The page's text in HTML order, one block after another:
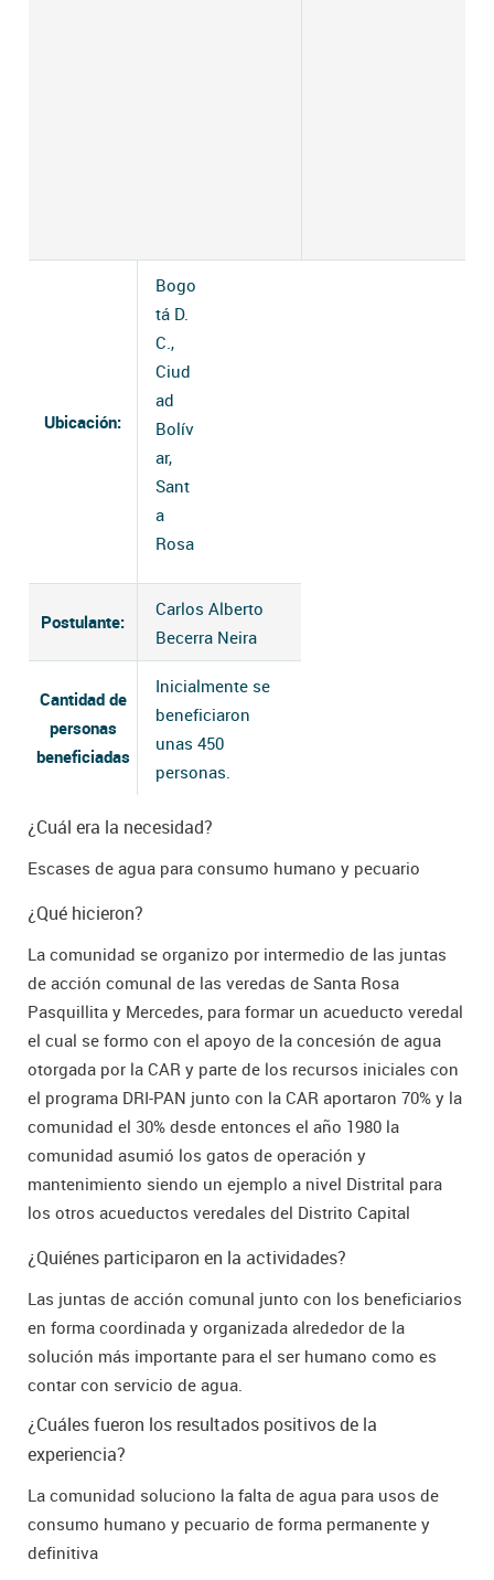
Ubicación:
Bogo
tá D.
C.,
Ciud
ad
Bolív
ar,
Sant
a
Rosa
Postulante:
Carlos Alberto
Becerra Neira
Cantidad de
personas
beneficiadas
Inicialmente se
beneficiaron
unas 450
personas.
¿Cuál era la necesidad?
Escases de agua para consumo humano y pecuario
¿Qué hicieron?
La comunidad se organizo por intermedio de las juntas
de acción comunal de las veredas de Santa Rosa
Pasquillita y Mercedes, para formar un acueducto veredal
el cual se formo con el apoyo de la concesión de agua
otorgada por la CAR y parte de los recursos iniciales con
el programa DRI-PAN junto con la CAR aportaron 70% y la
comunidad el 30% desde entonces el año 1980 la
comunidad asumió los gatos de operación y
mantenimiento siendo un ejemplo a nivel Distrital para
los otros acueductos veredales del Distrito Capital
¿Quiénes participaron en la actividades?
Las juntas de acción comunal junto con los beneficiarios
en forma coordinada y organizada alrededor de la
solución más importante para el ser humano como es
contar con servicio de agua.
¿Cuáles fueron los resultados positivos de la
experiencia?
La comunidad soluciono la falta de agua para usos de
consumo humano y pecuario de forma permanente y
definitiva